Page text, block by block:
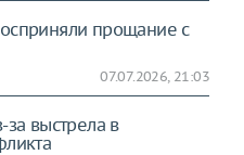
прощание с
07.07.2026, 21:03
выстрела в